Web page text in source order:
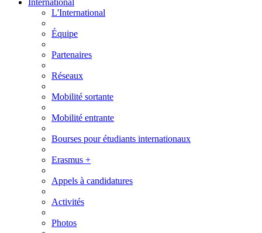
L'International
Équipe
Partenaires
Réseaux
Mobilité sortante
Mobilité entrante
Bourses pour étudiants internationaux
Erasmus +
Appels à candidatures
Activités
Photos